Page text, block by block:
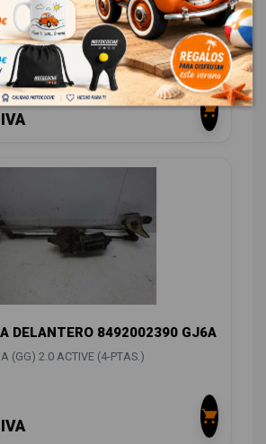
(GG) 2.0 ACTIVE (4-PTAS.)
DELANTERO 8492002390 GJ6A
(GG) 2.0 ACTIVE (4-PTAS.)